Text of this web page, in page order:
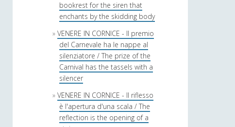
bookrest for the siren that
enchants by the skidding body
VENERE IN CORNICE - Il premio
del Carnevale ha le nappe al
silenziatore / The prize of the
Carnival has the tassels with a
silencer
VENERE IN CORNICE - Il riflesso
è l'apertura d'una scala / The
reflection is the opening of a